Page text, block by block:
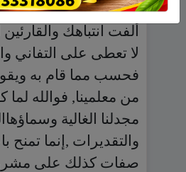
وأعلام . وهنا أيها
ألفت انتباهك
لا تعطى على التفاني
فحسب مما قام به
من معلمينا, فوالله
مجدلنا الغالية
والتقديرات ,إنما تمنح
صفات كذلك على